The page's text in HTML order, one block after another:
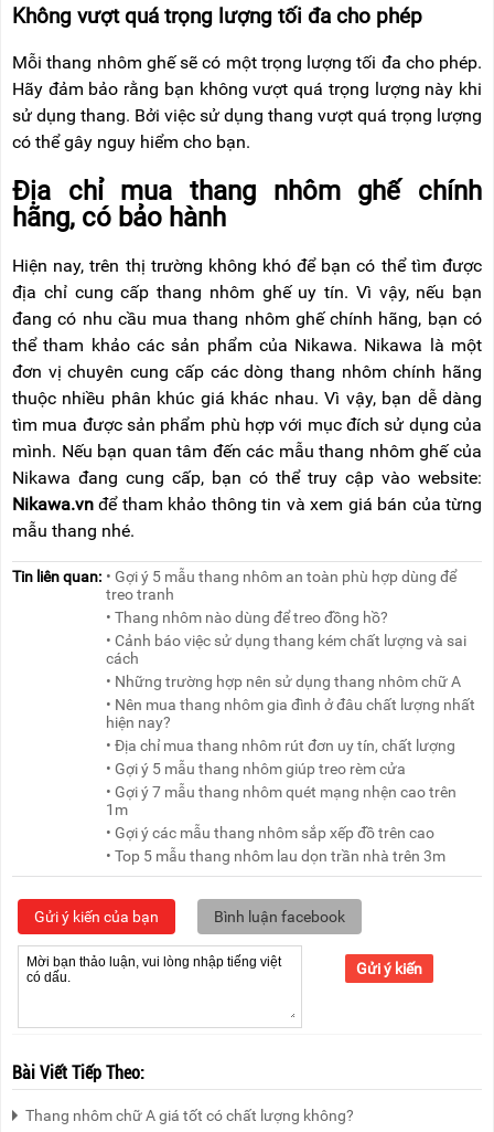
Không vượt quá trọng lượng tối đa cho phép
Mỗi thang nhôm ghế sẽ có một trọng lượng tối đa cho phép.
Hãy đảm bảo rằng bạn không vượt quá trọng lượng này khi
sử dụng thang. Bởi việc sử dụng thang vượt quá trọng lượng
có thể gây nguy hiểm cho bạn.
Địa chỉ mua thang nhôm ghế chính
hãng, có bảo hành
Hiện nay, trên thị trường không khó để bạn có thể tìm được
địa chỉ cung cấp thang nhôm ghế uy tín. Vì vậy, nếu bạn
đang có nhu cầu mua thang nhôm ghế chính hãng, bạn có
thể tham khảo các sản phẩm của Nikawa. Nikawa là một
đơn vị chuyên cung cấp các dòng thang nhôm chính hãng
thuộc nhiều phân khúc giá khác nhau. Vì vậy, bạn dễ dàng
tìm mua được sản phẩm phù hợp với mục đích sử dụng của
mình. Nếu bạn quan tâm đến các mẫu thang nhôm ghế của
Nikawa đang cung cấp, bạn có thể truy cập vào website:
Nikawa.vn để tham khảo thông tin và xem giá bán của từng
mẫu thang nhé.
Tin liên quan: • Gợi ý 5 mẫu thang nhôm an toàn phù hợp dùng để
treo tranh
• Thang nhôm nào dùng để treo đồng hồ?
• Cảnh báo việc sử dụng thang kém chất lượng và sai
cách
• Những trường hợp nên sử dụng thang nhôm chữ A
• Nên mua thang nhôm gia đình ở đâu chất lượng nhất
hiện nay?
• Địa chỉ mua thang nhôm rút đơn uy tín, chất lượng
• Gợi ý 5 mẫu thang nhôm giúp treo rèm cửa
• Gợi ý 7 mẫu thang nhôm quét mạng nhện cao trên
1m
• Gợi ý các mẫu thang nhôm sắp xếp đồ trên cao
• Top 5 mẫu thang nhôm lau dọn trần nhà trên 3m
Gửi ý kiến của bạn Bình luận facebook
Gửi ý kiến
Bài Viết Tiếp Theo:
Thang nhôm chữ A giá tốt có chất lượng không?